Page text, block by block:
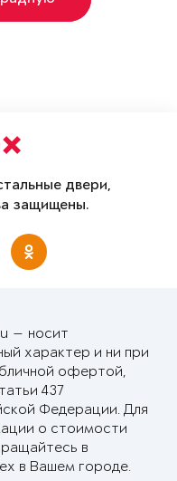
двери,
защищены.
— носит
характер и ни при
офертой,
437
Федерации. Для
о стоимости
в
в Вашем городе.